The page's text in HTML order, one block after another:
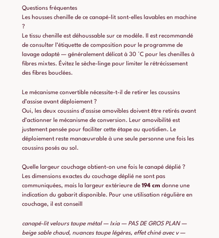
Questions fréquentes
Les housses chenille de ce canapé-lit sont-elles lavables en machine
?
Le tissu chenille est déhoussable sur ce modèle. Il est recommandé
de consulter l’étiquette de composition pour le programme de
lavage adapté — généralement délicat à 30 °C pour les chenilles à
fibres mixtes. Évitez le sèche-linge pour limiter le rétrécissement
des fibres bouclées.
Le mécanisme convertible nécessite-t-il de retirer les coussins
d’assise avant déploiement ?
Oui, les deux coussins d’assise amovibles doivent être retirés avant
d’actionner le mécanisme de conversion. Leur amovibilité est
justement pensée pour faciliter cette étape au quotidien. Le
déploiement reste manœuvrable à une seule personne une fois les
coussins posés au sol.
Quelle largeur couchage obtient-on une fois le canapé déplié ?
Les dimensions exactes du couchage déplié ne sont pas
communiquées, mais la largeur extérieure de 194 cm donne une
indication du gabarit disponible. Pour une utilisation régulière en
couchage, il est conseill
canapé-lit velours taupe métal — Ixia — PAS DE GROS PLAN —
beige sable chaud, nuances taupe légères, effet chiné avec v —